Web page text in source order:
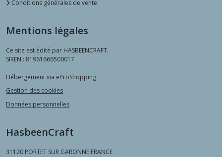
Conditions générales de vente
Mentions légales
Ce site est édité par HASBEENCRAFT.
SIREN : 81961666500017
Hébergement via eProShopping
Gestion des cookies
Données personnelles
HasbeenCraft
31120 PORTET SUR GARONNE FRANCE